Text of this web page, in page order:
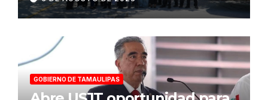
sede del COMASS
GOBIERNO DE TAMAULIPAS